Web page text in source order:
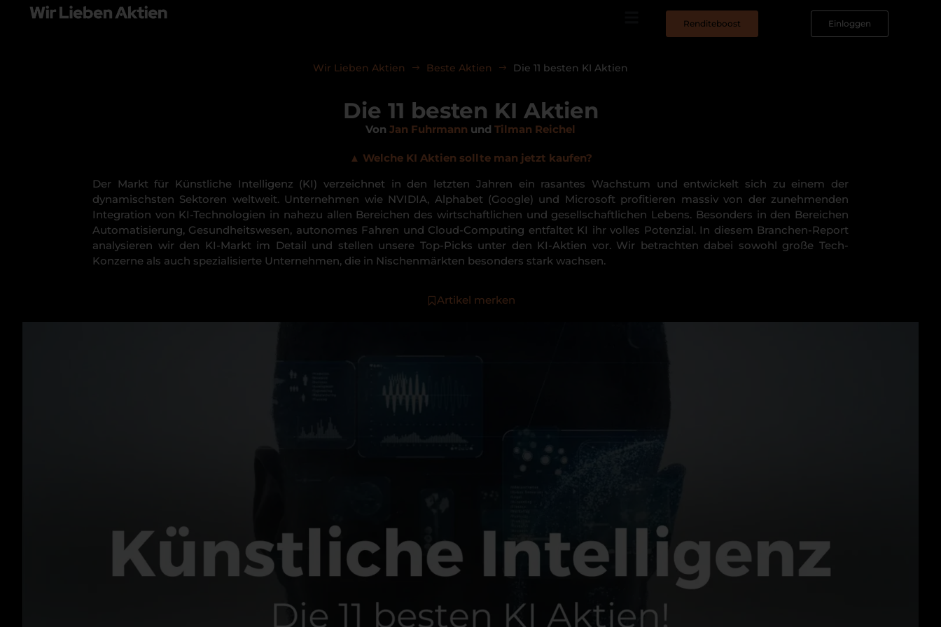
Renditeboost Einloggen
Wir Lieben Aktien Beste Aktien Die 11 besten KI Aktien
Die 11 besten KI Aktien
Von Jan Fuhrmann und Tilman Reichel
▲ Welche KI Aktien sollte man jetzt kaufen?
Der Markt für Künstliche Intelligenz (KI) verzeichnet in den letzten Jahren ein rasantes Wachstum und entwickelt sich zu einem der
dynamischsten Sektoren weltweit. Unternehmen wie NVIDIA, Alphabet (Google) und Microsoft profitieren massiv von der zunehmenden
Integration von KI-Technologien in nahezu allen Bereichen des wirtschaftlichen und gesellschaftlichen Lebens. Besonders in den Bereichen
Automatisierung, Gesundheitswesen, autonomes Fahren und Cloud-Computing entfaltet KI ihr volles Potenzial. In diesem Branchen-Report
analysieren wir den KI-Markt im Detail und stellen unsere Top-Picks unter den KI-Aktien vor. Wir betrachten dabei sowohl große Tech-
Konzerne als auch spezialisierte Unternehmen, die in Nischenmärkten besonders stark wachsen.
Artikel merken